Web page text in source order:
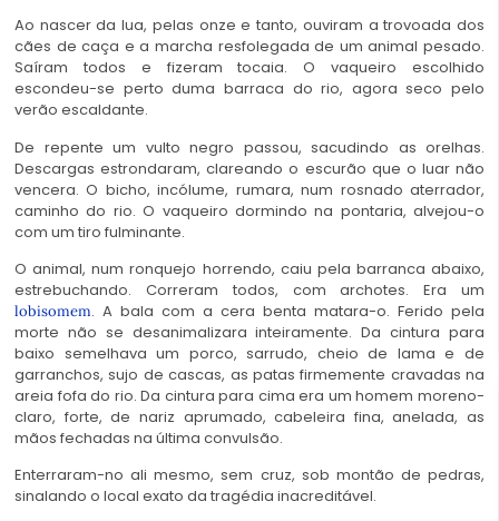
Ao nascer da lua, pelas onze e tanto, ouviram a trovoada dos
cães de caça e a marcha resfolegada de um animal pesado.
Saíram todos e fizeram tocaia. O vaqueiro escolhido
escondeu-se perto duma barraca do rio, agora seco pelo
verão escaldante.
De repente um vulto negro passou, sacudindo as orelhas.
Descargas estrondaram, clareando o escurão que o luar não
vencera. O bicho, incólume, rumara, num rosnado aterrador,
caminho do rio. O vaqueiro dormindo na pontaria, alvejou-o
com um tiro fulminante.
O animal, num ronquejo horrendo, caiu pela barranca abaixo,
estrebuchando. Correram todos, com archotes. Era um
lobisomem. A bala com a cera benta matara-o. Ferido pela
morte não se desanimalizara inteiramente. Da cintura para
baixo semelhava um porco, sarrudo, cheio de lama e de
garranchos, sujo de cascas, as patas firmemente cravadas na
areia fofa do rio. Da cintura para cima era um homem moreno-
claro, forte, de nariz aprumado, cabeleira fina, anelada, as
mãos fechadas na última convulsão.
Enterraram-no ali mesmo, sem cruz, sob montão de pedras,
sinalando o local exato da tragédia inacreditável.